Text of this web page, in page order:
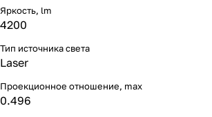
Яркость, lm
4200
Тип источника света
Laser
Проекционное отношение, max
0.496